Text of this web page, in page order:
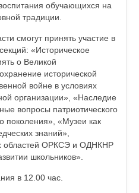
обучающихся на
традиции.
смогут принять участие в
«Историческое
о Великой
исторической
войне в условиях
организации», «Наследие
вопросы патриотического
поколения», «Музеи как
знаний»,
областей ОРКСЭ и ОДНКНР
школьников».
в 12.00 час.